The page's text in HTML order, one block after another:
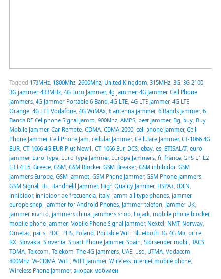
Tagged 173MHz, 1800Mhz, 2600Mhz; United Kingdom 315MHz, 3G, 3G 2100,
3G jammer, 433MHz, 4G Euro Jammer, 4g jammer, 4G Jammer Cell Phone
Jammers, 4G Jammer Portable 6 Band 4G LTE, 4G LTE Jammer, 4G LTE
Orange, 4G LTE Vodafone, 4G WiMAx, 6 antenna jammer, 6 Bands Jammer, 6
Bands RF Cellphone Signal Jamm 900Mhz, AMPS, best jammer, Bg buy, Buy
Mobile Jammer, Car Remote, CDMA, CDMA-2000, cell phone jammer, Cell
Phone Jammer Cell Phone Jam cellular Jammer, Cellulare Jammer, CT-1066 4G
EUR, CT-1066 4G EUR Plus New1 CT-1066 Eur, DCS, ebay, es, ETISALAT, euro
jammer, Euro Type, Euro Type Jammer, Europe Jammers, fr, france, GPS L1 L2
L3 L4 L5, Greece, GSM, GSM Blocker, GSM Breaker, GSM inhibidor, GSM
Jammers Europe, GSM Jammet, GSM Phone Jammer, GSM Phone Jammers,
GSM Signal H+, Handheld Jammer, High Quality Jammer, HSPA+, IDEN
inhibidor, inhibidor de frecuencia, italy, jamm all type phones, jammer
europe shop, Jammer for Android Phones, Jammer telefon Jammer UK,
jammer κινητό, jammers china, jammers shop, Lojack, mobile phone blocker,
mobile phone jammer, Mobile Phone Signal Jammer, Nextel NMT, Norway,
Ometac, paris, PDC, PHS, Poland Portable WiFi Bluetooth 3G 4G Mo, price,
RX, Slovakia, Slovenia, Smart Phone Jammer, Spain Störsender mobil TACS,
TDMA, Telecom Telekom The 4G Jammers, UAE, usd UTMA, Vodacom
800Mhz, W-CDMA, WiFi WIFI Jammer, Wireless internet mobile phone,
Wireless Phone Jammer, анорак мобилен